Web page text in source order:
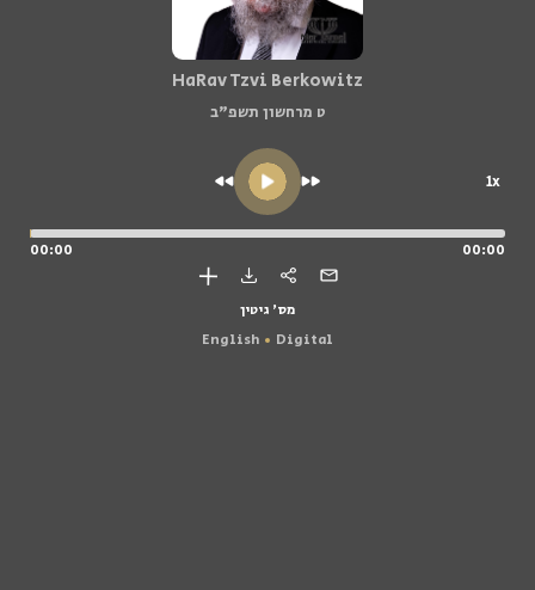
HaRav Tzvi Berkowitz
ט מרחשון תשפ"ב
1x
00:00 00:00
מס' גיטין
English
Digital